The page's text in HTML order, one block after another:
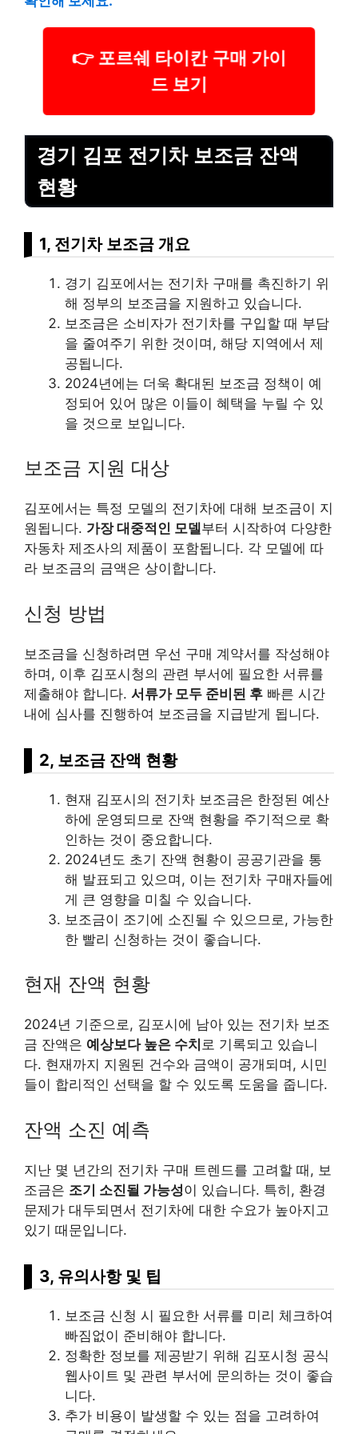
👉 포르쉐 타이칸 구매 가이
드 보기
경기 김포 전기차 보조금 잔액
현황
1, 전기차 보조금 개요
경기 김포에서는 전기차 구매를 촉진하기 위
해 정부의 보조금을 지원하고 있습니다.
보조금은 소비자가 전기차를 구입할 때 부담
을 줄여주기 위한 것이며, 해당 지역에서 제
공됩니다.
2024년에는 더욱 확대된 보조금 정책이 예
정되어 있어 많은 이들이 혜택을 누릴 수 있
을 것으로 보입니다.
보조금 지원 대상
김포에서는 특정 모델의 전기차에 대해 보조금이 지
원됩니다. 가장 대중적인 모델부터 시작하여 다양한
자동차 제조사의 제품이 포함됩니다. 각 모델에 따
라 보조금의 금액은 상이합니다.
신청 방법
보조금을 신청하려면 우선 구매 계약서를 작성해야
하며, 이후 김포시청의 관련 부서에 필요한 서류를
제출해야 합니다. 서류가 모두 준비된 후 빠른 시간
내에 심사를 진행하여 보조금을 지급받게 됩니다.
2, 보조금 잔액 현황
현재 김포시의 전기차 보조금은 한정된 예산
하에 운영되므로 잔액 현황을 주기적으로 확
인하는 것이 중요합니다.
2024년도 초기 잔액 현황이 공공기관을 통
해 발표되고 있으며, 이는 전기차 구매자들에
게 큰 영향을 미칠 수 있습니다.
보조금이 조기에 소진될 수 있으므로, 가능한
한 빨리 신청하는 것이 좋습니다.
현재 잔액 현황
2024년 기준으로, 김포시에 남아 있는 전기차 보조
금 잔액은 예상보다 높은 수치 로 기록되고 있습니
다. 현재까지 지원된 건수와 금액이 공개되며, 시민
들이 합리적인 선택을 할 수 있도록 도움을 줍니다.
잔액 소진 예측
지난 몇 년간의 전기차 구매 트렌드를 고려할 때, 보
조금은 조기 소진될 가능성이 있습니다. 특히, 환경
문제가 대두되면서 전기차에 대한 수요가 높아지고
있기 때문입니다.
3, 유의사항 및 팁
보조금 신청 시 필요한 서류를 미리 체크하여
빠짐없이 준비해야 합니다.
정확한 정보를 제공받기 위해 김포시청 공식
웹사이트 및 관련 부서에 문의하는 것이 좋습
니다.
추가 비용이 발생할 수 있는 점을 고려하여